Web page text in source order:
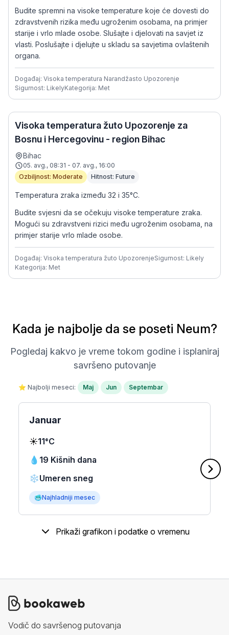
Budite spremni na visoke temperature koje će dovesti do
zdravstvenih rizika među ugroženim osobama, na primjer
starije i vrlo mlade osobe. Slušajte i djelovati na savjet iz
vlasti. Poslušajte i djelujte u skladu sa savjetima ovlaštenih
organa.
Događaj: Visoka temperatura Narandžasto Upozorenje
Sigurnost: LikelyKategorija: Met
Visoka temperatura žuto Upozorenje za
Bosnu i Hercegovinu - region Bihac
Bihac
05. avg., 08:31 - 07. avg., 16:00
Ozbiljnost: Moderate
Hitnost: Future
Temperatura zraka između 32 i 35°C.
Budite svjesni da se očekuju visoke temperature zraka.
Mogući su zdravstveni rizici među ugroženim osobama, na
primjer starije vrlo mlade osobe.
Događaj: Visoka temperatura žuto UpozorenjeSigurnost: Likely
Kategorija: Met
Kada je najbolje da se poseti Neum?
Pogledaj kakvo je vreme tokom godine i isplaniraj
savršeno putovanje
⭐ Najbolji meseci: Maj Jun Septembar
Januar
☀️11°C
💧 19 Kišnih dana
❄️Umeren sneg
🥶Najhladniji mesec
Prikaži grafikon i podatke o vremenu
Vodič do savršenog putovanja